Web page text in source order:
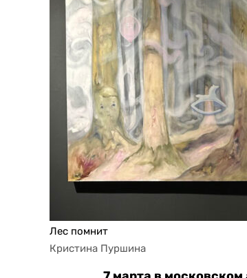
Лес помнит
Кристина Пуршина